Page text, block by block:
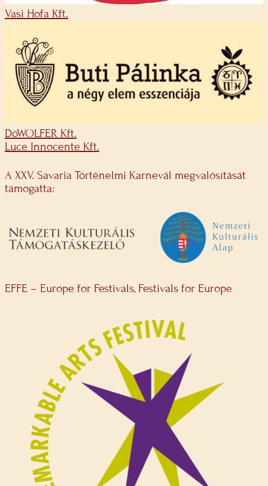
Vasi Hofa Kft.
DöWOLFER Kft.
Luce Innocente Kft.
A XXV. Savaria Történelmi Karnevál megvalósítását
támogatta:
EFFE – Europe for Festivals, Festivals for Europe